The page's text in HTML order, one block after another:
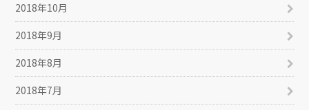
2018年10月
2018年9月
2018年8月
2018年7月